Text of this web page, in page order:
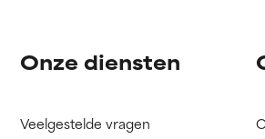
Onze diensten
Veelgestelde vragen